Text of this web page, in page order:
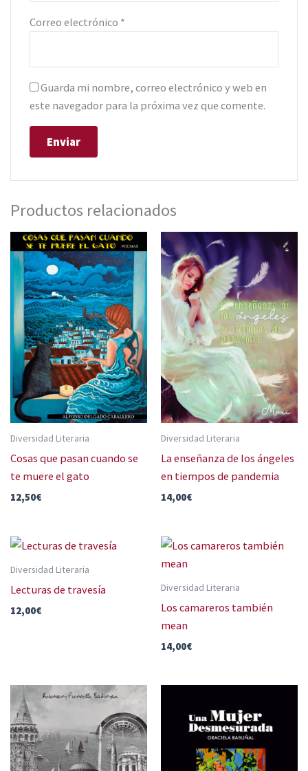
Correo electrónico *
Guarda mi nombre, correo electrónico y web en
este navegador para la próxima vez que comente.
Productos relacionados
Diversidad Literaria
Cosas que pasan cuando se
te muere el gato
12,50€
Diversidad Literaria
La enseñanza de los ángeles
en tiempos de pandemia
14,00€
Diversidad Literaria
Lecturas de travesía
12,00€
Diversidad Literaria
Los camareros también
mean
14,00€